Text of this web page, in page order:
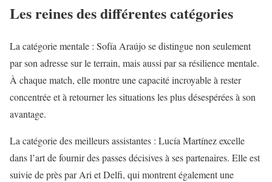
Les reines des différentes catégories
La catégorie mentale : Sofía Araújo se distingue non seulement
par son adresse sur le terrain, mais aussi par sa résilience mentale.
À chaque match, elle montre une capacité incroyable à rester
concentrée et à retourner les situations les plus désespérées à son
avantage.
La catégorie des meilleurs assistantes : Lucía Martínez excelle
dans l’art de fournir des passes décisives à ses partenaires. Elle est
suivie de près par Ari et Delfi, qui montrent également une